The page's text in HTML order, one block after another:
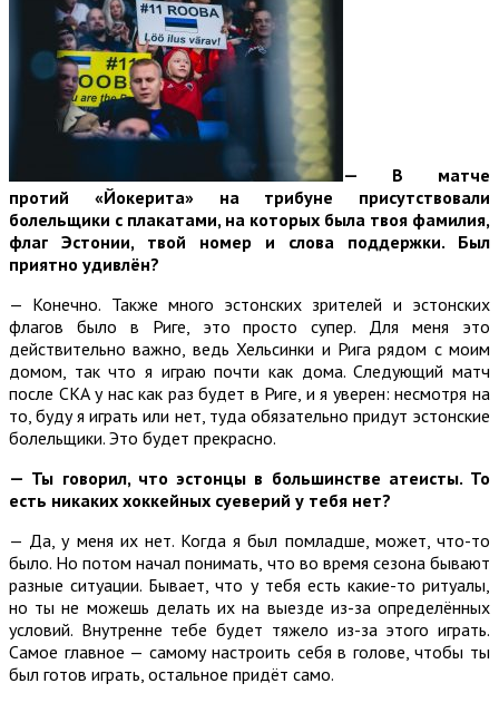
— В матче
протий «Йокерита» на трибуне присутствовали
болельщики с плакатами, на которых была твоя фамилия,
флаг Эстонии, твой номер и слова поддержки. Был
приятно удивлён?
— Конечно. Также много эстонских зрителей и эстонских
флагов было в Риге, это просто супер. Для меня это
действительно важно, ведь Хельсинки и Рига рядом с моим
домом, так что я играю почти как дома. Следующий матч
после СКА у нас как раз будет в Риге, и я уверен: несмотря на
то, буду я играть или нет, туда обязательно придут эстонские
болельщики. Это будет прекрасно.
— Ты говорил, что эстонцы в большинстве атеисты. То
есть никаких хоккейных суеверий у тебя нет?
— Да, у меня их нет. Когда я был помладше, может, что-то
было. Но потом начал понимать, что во время сезона бывают
разные ситуации. Бывает, что у тебя есть какие-то ритуалы,
но ты не можешь делать их на выезде из-за определённых
условий. Внутренне тебе будет тяжело из-за этого играть.
Самое главное — самому настроить себя в голове, чтобы ты
был готов играть, остальное придёт само.